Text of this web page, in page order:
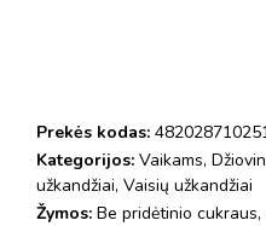
Prekės kodas:
Kategorijos: Vaikams,
užkandžiai, Vaisių užkandžiai
Žymos: Be pridėtinio cukraus,